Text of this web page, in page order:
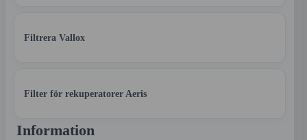
Filtrera Vallox
Filter för rekuperatorer Aeris
Information